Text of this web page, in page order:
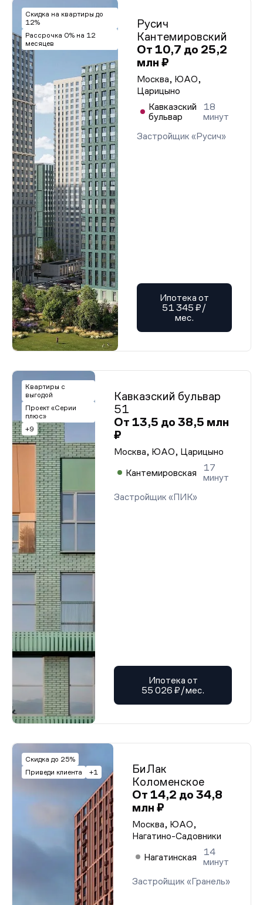
Скидка на квартиры до
12%
Рассрочка 0% на 12
месяцев
Русич
Кантемировский
От 10,7 до 25,2
млн ₽
Москва, ЮАО,
Царицыно
Кавказский
бульвар
18
минут
Застройщик «Русич»
Ипотека от
51 345 ₽/
мес.
Квартиры с
выгодой
Проект «Серии
плюс»
+9
Кавказский бульвар
51
От 13,5 до 38,5 млн
₽
Москва, ЮАО, Царицыно
Кантемировская
17
минут
Застройщик «ПИК»
Ипотека от
55 026 ₽/мес.
Скидка до 25%
Приведи клиента
+1
БиЛак
Коломенское
От 14,2 до 34,8
млн ₽
Москва, ЮАО,
Нагатино-Садовники
Нагатинская
14
минут
Застройщик «Гранель»